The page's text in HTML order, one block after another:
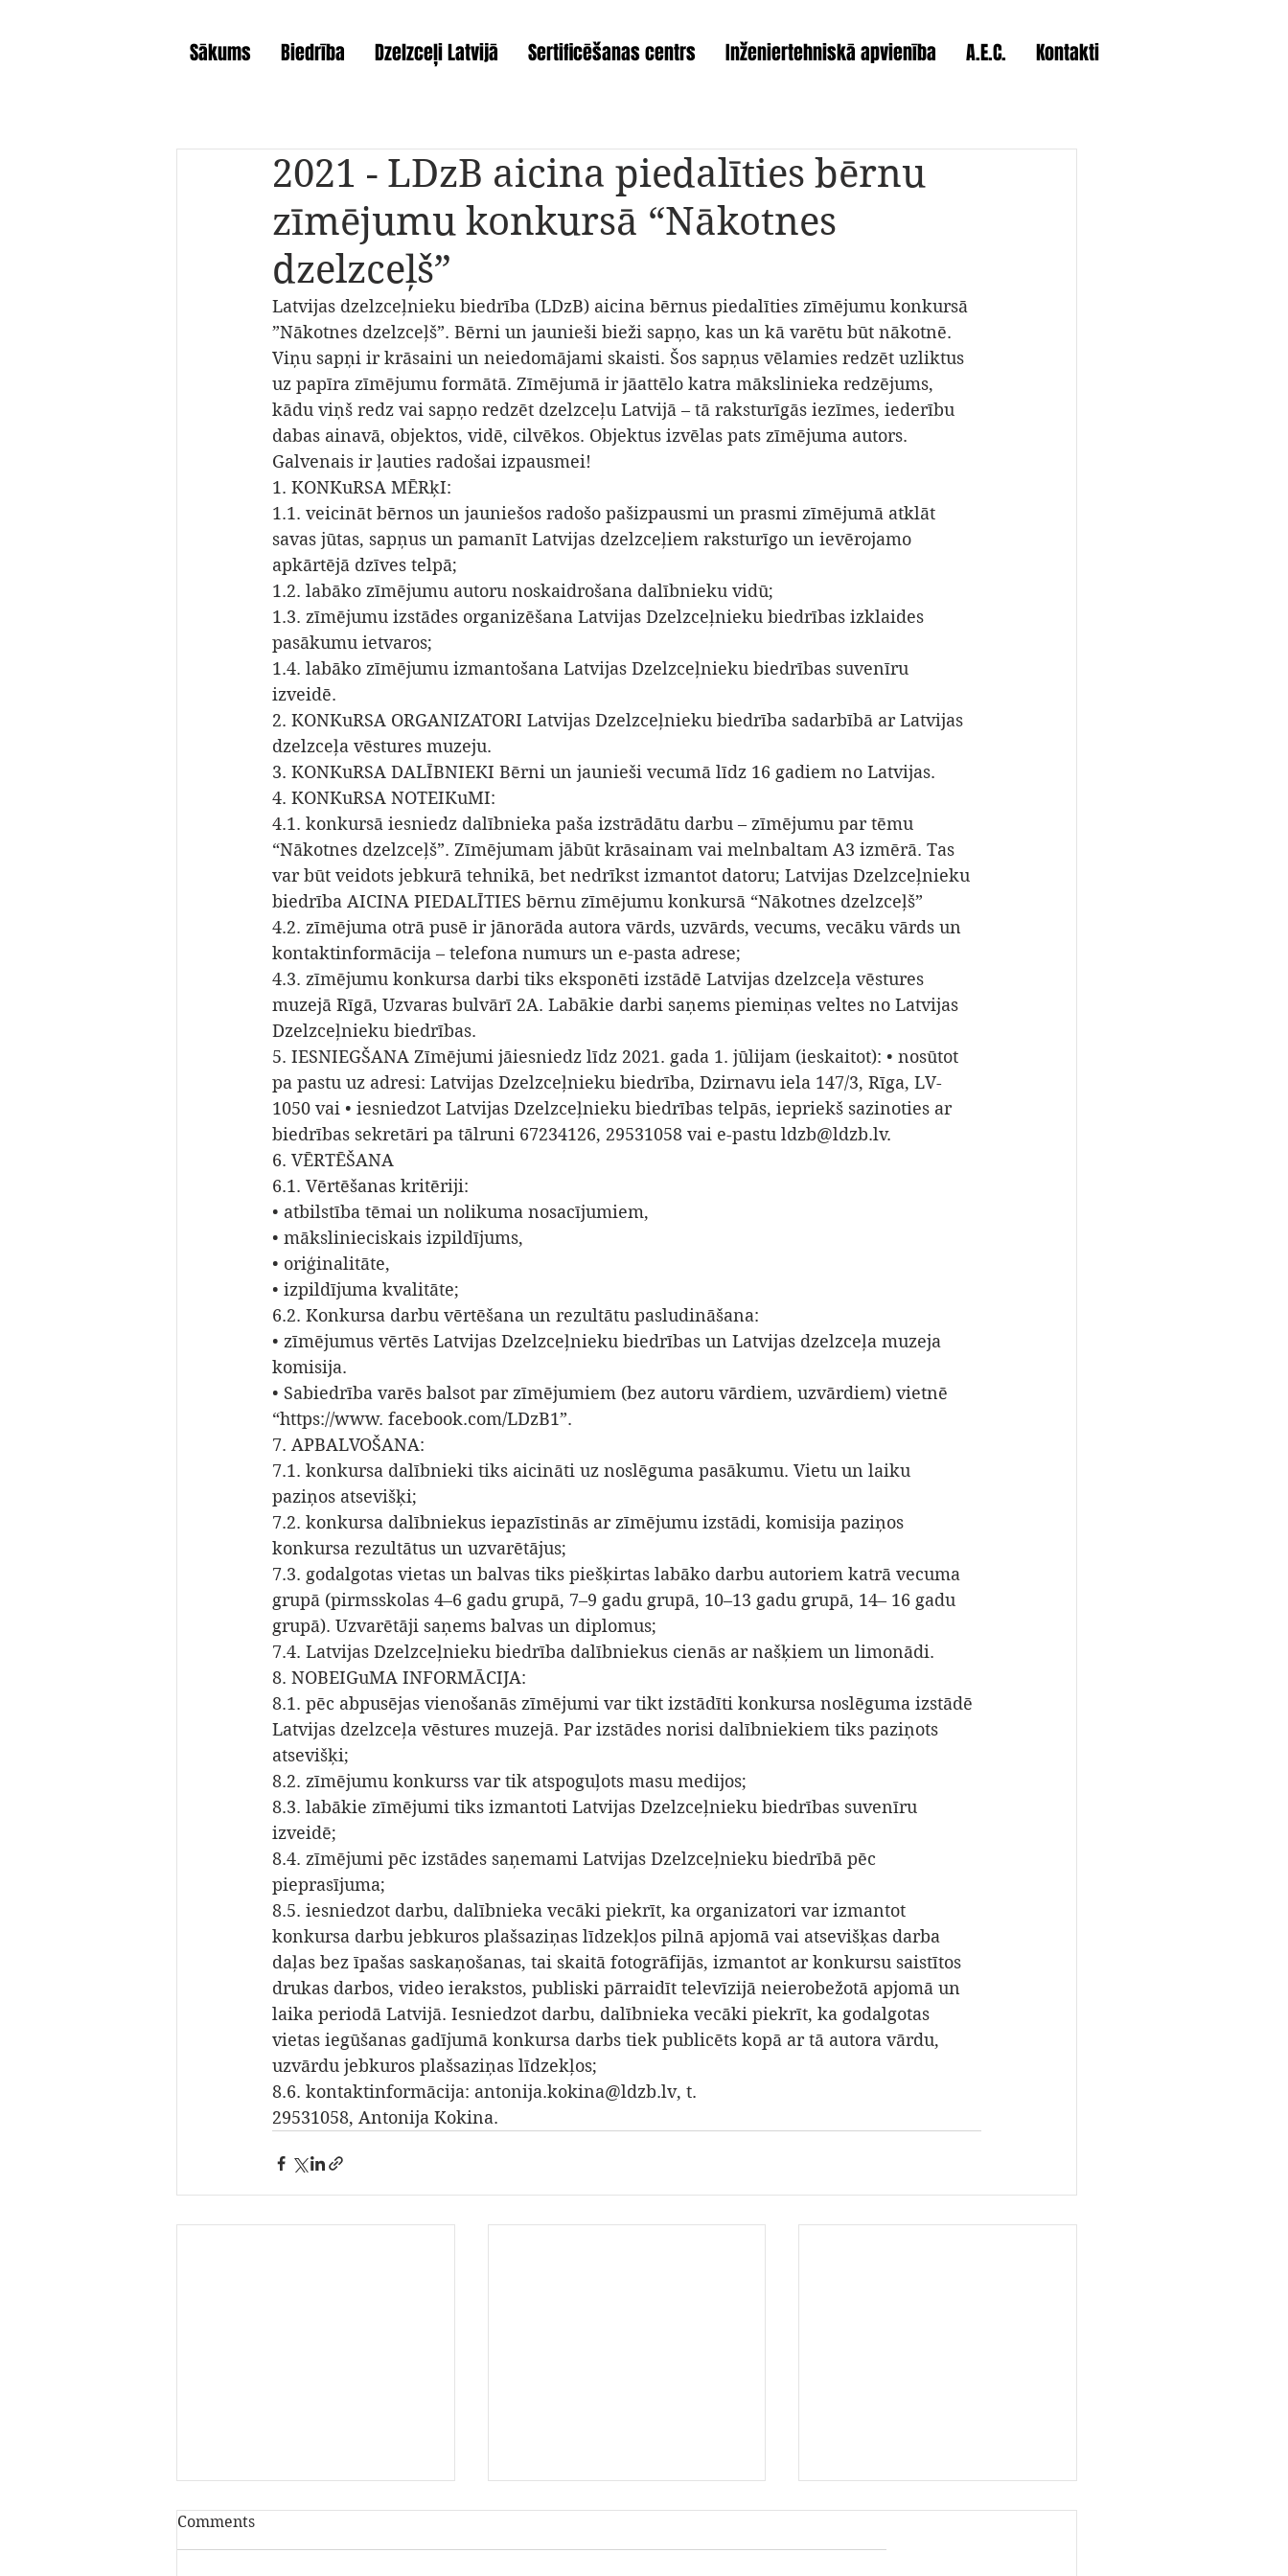
Sākums Biedrība Dzelzceļi Latvijā Sertificēšanas centrs Inženiertehniskā apvienība A.E.C. Kontakti
2021 - LDzB aicina piedalīties bērnu
zīmējumu konkursā “Nākotnes
dzelzceļš”
Latvijas dzelzceļnieku biedrība (LDzB) aicina bērnus piedalīties zīmējumu konkursā
”Nākotnes dzelzceļš”. Bērni un jaunieši bieži sapņo, kas un kā varētu būt nākotnē.
Viņu sapņi ir krāsaini un neiedomājami skaisti. Šos sapņus vēlamies redzēt uzliktus
uz papīra zīmējumu formātā. Zīmējumā ir jāattēlo katra mākslinieka redzējums,
kādu viņš redz vai sapņo redzēt dzelzceļu Latvijā – tā raksturīgās iezīmes, iederību
dabas ainavā, objektos, vidē, cilvēkos. Objektus izvēlas pats zīmējuma autors.
Galvenais ir ļauties radošai izpausmei!
1. KONKuRSA MĒRķI:
1.1. veicināt bērnos un jauniešos radošo pašizpausmi un prasmi zīmējumā atklāt
savas jūtas, sapņus un pamanīt Latvijas dzelzceļiem raksturīgo un ievērojamo
apkārtējā dzīves telpā;
1.2. labāko zīmējumu autoru noskaidrošana dalībnieku vidū;
1.3. zīmējumu izstādes organizēšana Latvijas Dzelzceļnieku biedrības izklaides
pasākumu ietvaros;
1.4. labāko zīmējumu izmantošana Latvijas Dzelzceļnieku biedrības suvenīru
izveidē.
2. KONKuRSA ORGANIZATORI Latvijas Dzelzceļnieku biedrība sadarbībā ar Latvijas
dzelzceļa vēstures muzeju.
3. KONKuRSA DALĪBNIEKI Bērni un jaunieši vecumā līdz 16 gadiem no Latvijas.
4. KONKuRSA NOTEIKuMI:
4.1. konkursā iesniedz dalībnieka paša izstrādātu darbu – zīmējumu par tēmu
“Nākotnes dzelzceļš”. Zīmējumam jābūt krāsainam vai melnbaltam A3 izmērā. Tas
var būt veidots jebkurā tehnikā, bet nedrīkst izmantot datoru; Latvijas Dzelzceļnieku
biedrība AICINA PIEDALĪTIES bērnu zīmējumu konkursā “Nākotnes dzelzceļš”
4.2. zīmējuma otrā pusē ir jānorāda autora vārds, uzvārds, vecums, vecāku vārds un
kontaktinformācija – telefona numurs un e-pasta adrese;
4.3. zīmējumu konkursa darbi tiks eksponēti izstādē Latvijas dzelzceļa vēstures
muzejā Rīgā, Uzvaras bulvārī 2A. Labākie darbi saņems piemiņas veltes no Latvijas
Dzelzceļnieku biedrības.
5. IESNIEGŠANA Zīmējumi jāiesniedz līdz 2021. gada 1. jūlijam (ieskaitot): • nosūtot
pa pastu uz adresi: Latvijas Dzelzceļnieku biedrība, Dzirnavu iela 147/3, Rīga, LV-
1050 vai • iesniedzot Latvijas Dzelzceļnieku biedrības telpās, iepriekš sazinoties ar
biedrības sekretāri pa tālruni 67234126, 29531058 vai e-pastu ldzb@ldzb.lv.
6. VĒRTĒŠANA
6.1. Vērtēšanas kritēriji:
• atbilstība tēmai un nolikuma nosacījumiem,
• mākslinieciskais izpildījums,
• oriģinalitāte,
• izpildījuma kvalitāte;
6.2. Konkursa darbu vērtēšana un rezultātu pasludināšana:
• zīmējumus vērtēs Latvijas Dzelzceļnieku biedrības un Latvijas dzelzceļa muzeja
komisija.
• Sabiedrība varēs balsot par zīmējumiem (bez autoru vārdiem, uzvārdiem) vietnē
“https://www. facebook.com/LDzB1”.
7. APBALVOŠANA:
7.1. konkursa dalībnieki tiks aicināti uz noslēguma pasākumu. Vietu un laiku
paziņos atsevišķi;
7.2. konkursa dalībniekus iepazīstinās ar zīmējumu izstādi, komisija paziņos
konkursa rezultātus un uzvarētājus;
7.3. godalgotas vietas un balvas tiks piešķirtas labāko darbu autoriem katrā vecuma
grupā (pirmsskolas 4–6 gadu grupā, 7–9 gadu grupā, 10–13 gadu grupā, 14– 16 gadu
grupā). Uzvarētāji saņems balvas un diplomus;
7.4. Latvijas Dzelzceļnieku biedrība dalībniekus cienās ar našķiem un limonādi.
8. NOBEIGuMA INFORMĀCIJA:
8.1. pēc abpusējas vienošanās zīmējumi var tikt izstādīti konkursa noslēguma izstādē
Latvijas dzelzceļa vēstures muzejā. Par izstādes norisi dalībniekiem tiks paziņots
atsevišķi;
8.2. zīmējumu konkurss var tik atspoguļots masu medijos;
8.3. labākie zīmējumi tiks izmantoti Latvijas Dzelzceļnieku biedrības suvenīru
izveidē;
8.4. zīmējumi pēc izstādes saņemami Latvijas Dzelzceļnieku biedrībā pēc
pieprasījuma;
8.5. iesniedzot darbu, dalībnieka vecāki piekrīt, ka organizatori var izmantot
konkursa darbu jebkuros plašsaziņas līdzekļos pilnā apjomā vai atsevišķas darba
daļas bez īpašas saskaņošanas, tai skaitā fotogrāfijās, izmantot ar konkursu saistītos
drukas darbos, video ierakstos, publiski pārraidīt televīzijā neierobežotā apjomā un
laika periodā Latvijā. Iesniedzot darbu, dalībnieka vecāki piekrīt, ka godalgotas
vietas iegūšanas gadījumā konkursa darbs tiek publicēts kopā ar tā autora vārdu,
uzvārdu jebkuros plašsaziņas līdzekļos;
8.6. kontaktinformācija: antonija.kokina@ldzb.lv, t.
29531058, Antonija Kokina.
Comments